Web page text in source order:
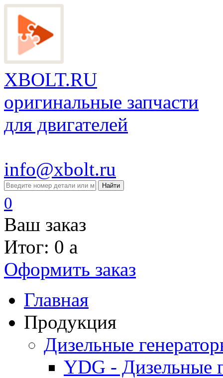
XBOLT.RU
оригинальные запчасти
для двигателей
info@xbolt.ru
Найти
0
Ваш заказ
Итог: 0 a
Оформить заказ
Главная
Продукция
Дизельные
YDG - Дизельные